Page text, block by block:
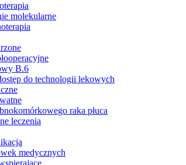
molekularne
B.6
do technologii lekowych
raka płuca
leczenia
medycznych